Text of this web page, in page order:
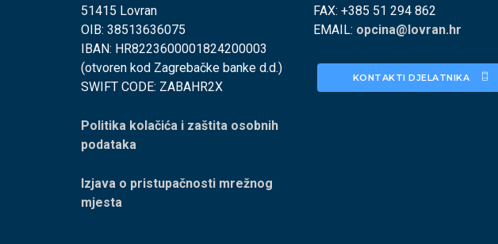
51415 Lovran
OIB: 38513636075
IBAN: HR8223600001824200003
(otvoren kod Zagrebačke banke d.d.)
SWIFT CODE: ZABAHR2X
Politika kolačića i zaštita osobnih
podataka
Izjava o pristupačnosti mrežnog
mjesta
FAX: +385 51 294 862
EMAIL: opcina@lovran.hr
KONTAKTI DJELATNIKA